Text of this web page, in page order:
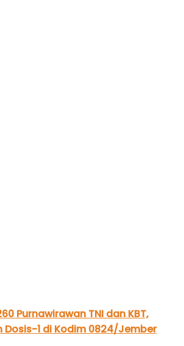
Purnawirawan TNI dan KBT,
Dosis-1 di Kodim 0824/Jember